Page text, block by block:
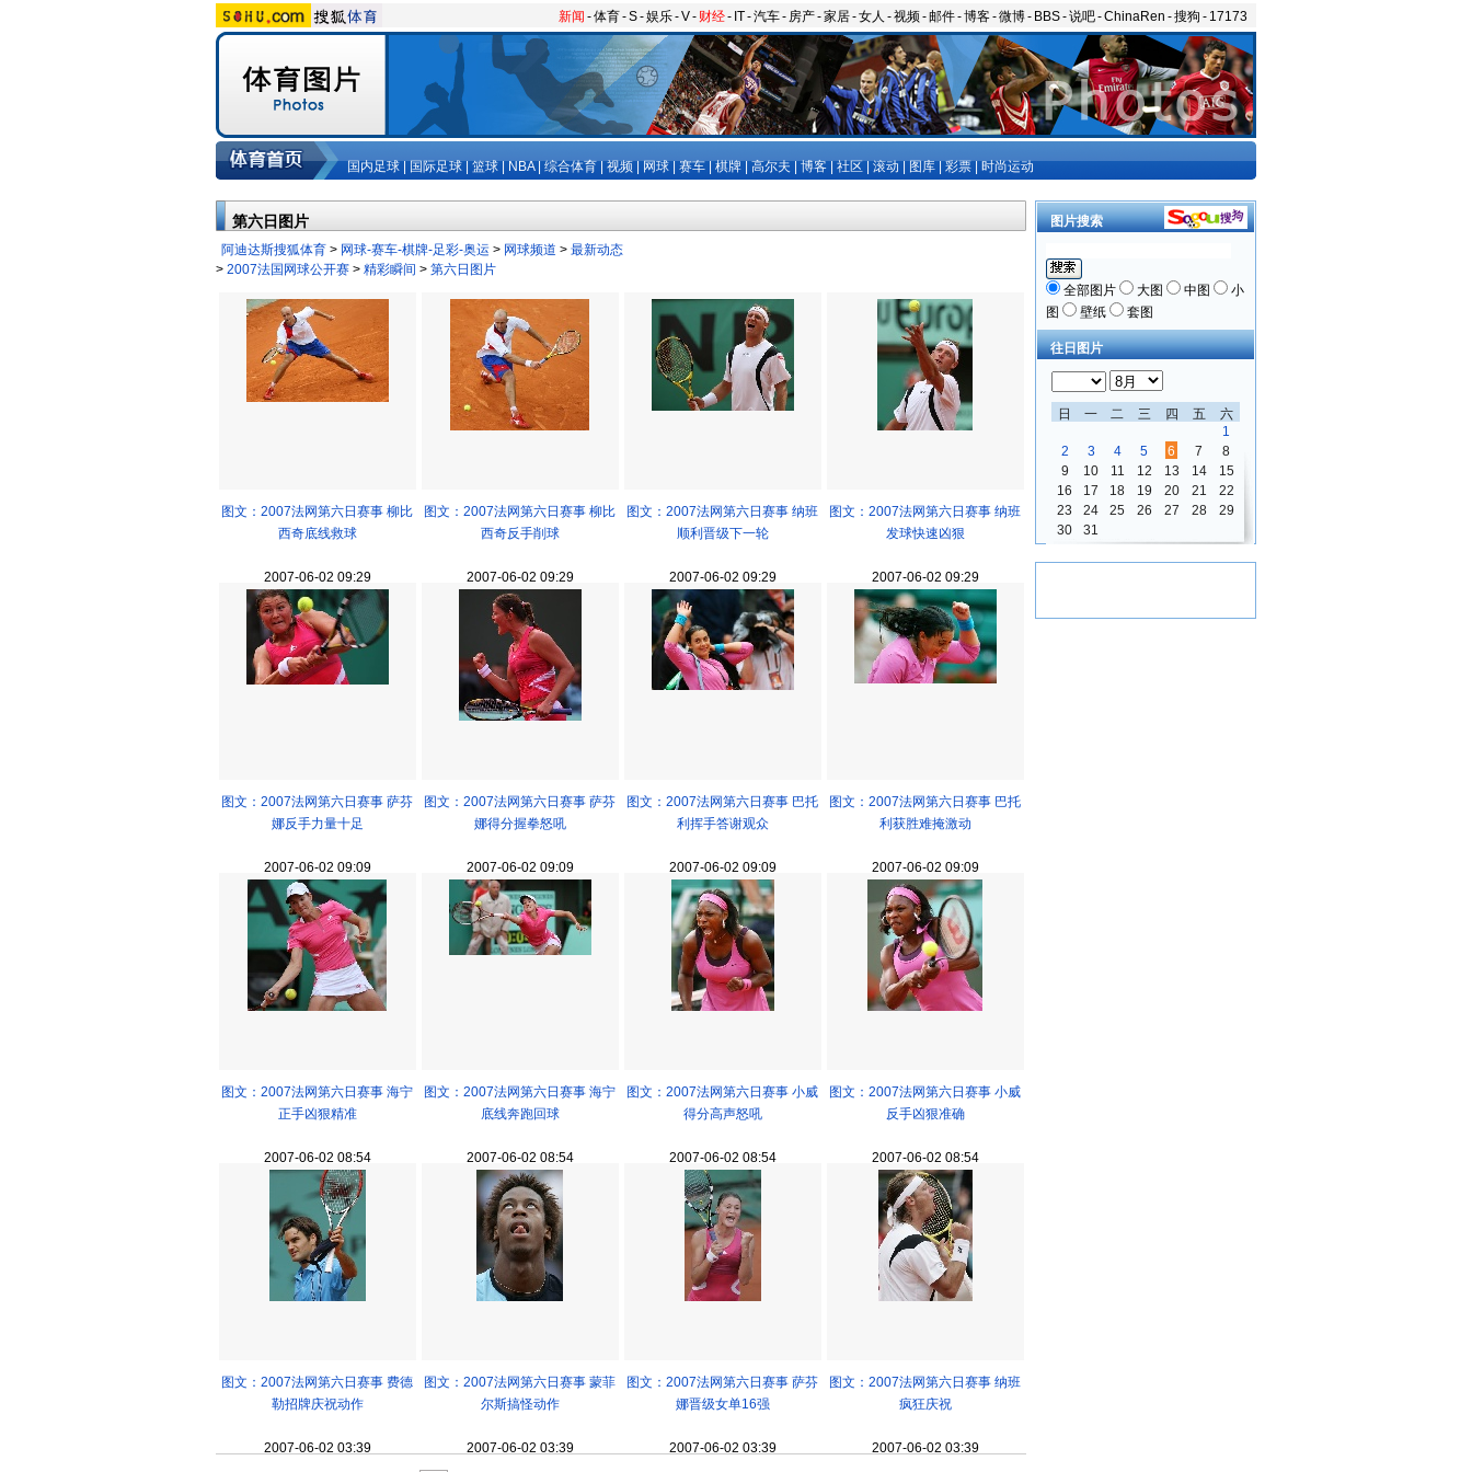
新闻 -体育-S-娱乐-V- 财经- IT-汽车- 房产-家居-女人 -视频-邮件-博客-微博- BBS-说吧-ChinaRen -搜狗 - 17173
国内足球 国际足球 篮球 NBA| 综合体育 视频 网球 赛车 棋牌 高尔夫 博客 社区 滚动 图库 彩票 时尚运动
第六日图片
阿迪达斯搜狐体育 > 网球-赛车-棋牌-足彩-奥运 > 网球频道 > 最新动态
> 2007法国网球公开赛 > 精彩瞬间 > 第六日图片
图文：2007法网第六日赛事 柳比
西奇底线救球
2007-06-02 09:29
图文：2007法网第六日赛事 柳比
西奇反手削球
2007-06-02 09:29
图文：2007法网第六日赛事 纳班
顺利晋级下一轮
2007-06-02 09:29
图文：2007法网第六日赛事 纳班
发球快速凶狠
2007-06-02 09:29
图文：2007法网第六日赛事 萨芬
娜反手力量十足
2007-06-02 09:09
图文：2007法网第六日赛事 萨芬
娜得分握拳怒吼
2007-06-02 09:09
图文：2007法网第六日赛事 巴托
利挥手答谢观众
2007-06-02 09:09
图文：2007法网第六日赛事 巴托
利获胜难掩激动
2007-06-02 09:09
图文：2007法网第六日赛事 海宁
正手凶狠精准
2007-06-02 08:54
图文：2007法网第六日赛事 海宁
底线奔跑回球
2007-06-02 08:54
图文：2007法网第六日赛事 小威
得分高声怒吼
2007-06-02 08:54
图文：2007法网第六日赛事 小威
反手凶狠准确
2007-06-02 08:54
图文：2007法网第六日赛事 费德
勒招牌庆祝动作
2007-06-02 03:39
图文：2007法网第六日赛事 蒙菲
尔斯搞怪动作
2007-06-02 03:39
图文：2007法网第六日赛事 萨芬
娜晋级女单16强
2007-06-02 03:39
图文：2007法网第六日赛事 纳班
疯狂庆祝
2007-06-02 03:39
图片搜索
全部图片 大图 中图
小
图
壁纸 套图
往日图片
日 一 二 三 四 五
六
1
2
3 4 5 6 7
8
9
10 11 12 13 14
15
16
17 18 19 20 21
22
23
24 25 26 27 28
29
30
31